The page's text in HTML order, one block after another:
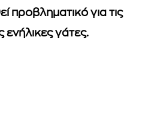
προβληματικό για τις
ενήλικες γάτες.